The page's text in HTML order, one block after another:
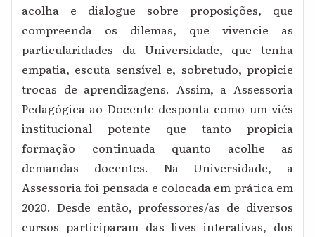
acolha e dialogue sobre proposições, que
compreenda os dilemas, que vivencie as
particularidades da Universidade, que tenha
empatia, escuta sensível e, sobretudo, propicie
trocas de aprendizagens. Assim, a Assessoria
Pedagógica ao Docente desponta como um viés
institucional potente que tanto propicia
formação continuada quanto acolhe as
demandas docentes. Na Universidade, a
Assessoria foi pensada e colocada em prática em
2020. Desde então, professores/as de diversos
cursos participaram das lives interativas, dos